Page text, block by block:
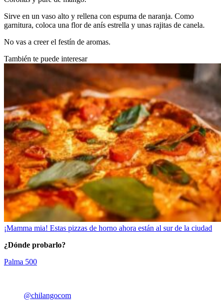
Sirve en un vaso alto y rellena con espuma de naranja. Como
garnitura, coloca una flor de anís estrella y unas rajitas de canela.
No vas a creer el festín de aromas.
También te puede interesar
¡Mamma mia! Estas pizzas de horno ahora están al sur de la ciudad
¿Dónde probarlo?
Palma 500
@chilangocom